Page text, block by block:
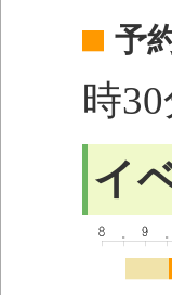
予
時
イ